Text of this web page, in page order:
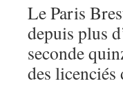
Le Paris
depuis plus
seconde
des licenciés